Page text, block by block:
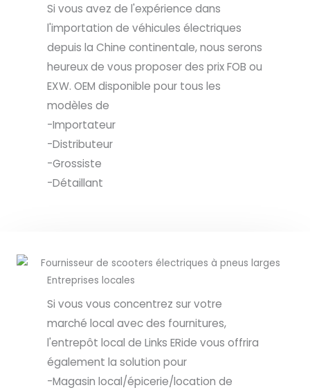
Si vous avez de l'expérience dans
l'importation de véhicules électriques
depuis la Chine continentale, nous serons
heureux de vous proposer des prix FOB ou
EXW. OEM disponible pour tous les
modèles de
-Importateur
-Distributeur
-Grossiste
-Détaillant
Entreprises locales
Si vous vous concentrez sur votre
marché local avec des fournitures,
l'entrepôt local de Links ERide vous offrira
également la solution pour
-Magasin local/épicerie/location de